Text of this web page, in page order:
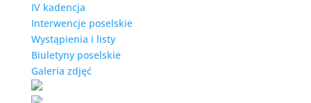
IV kadencja
Interwencje poselskie
Wystąpienia i listy
Biuletyny poselskie
Galeria zdjęć